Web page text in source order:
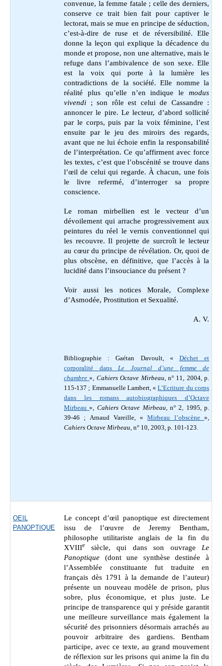
convenue, la femme fatale ; celle des derniers,
conserve ce trait bien fait pour captiver le
lectorat, mais se mue en principe de séduction,
c’est-à-dire de ruse et de réversibilité. Elle
donne la leçon qui explique la décadence du
monde et propose, non une alternative, mais le
refuge dans l’ambivalence de son sexe. Elle
est la voix qui porte à la lumière les
contradictions de la société. Elle nomme la
réalité plus qu’elle n’en indique le modus
vivendi ; son rôle est celui de Cassandre :
annoncer le pire. Le lecteur, d’abord sollicité
par le corps, puis par la voix féminine, l’est
ensuite par le jeu des miroirs des regards,
avant que ne lui échoie enfin la responsabilité
de l’interprétation. Ce qu’affirment avec force
les textes, c’est que l’obscénité se trouve dans
l’œil de celui qui regarde. À chacun, une fois
le livre refermé, d’interroger sa propre
conscience.
Le roman mirbellien est le vecteur d’un
dévoilement qui arrache progressivement aux
peintures du réel le vernis conventionnel qui
les recouvre. Il projette de surcroît le lecteur
au cœur du principe de révélation. Or, quoi de
plus obscène, en définitive, que l’accès à la
lucidité dans l’insouciance du présent ?
Voir aussi les notices Morale, Complexe
d’Asmodée, Prostitution et Sexualité.
A. V.
Bibliographie : Gaétan Davoult, « Déchet et
corporalité dans Le Journal d’une femme de
chambre », Cahiers Octave Mirbeau , n° 11, 2004, p.
115-137 ; Emmanuelle Lambert, «L’Ecriture du corps
dans les romans autobiographiques d’Octave
Mirbeau», Cahiers Octave Mirbeau , n° 2, 1995, p.
39-46 ; Arnaud Vareille, «Mirbeau l’obscène»,
Cahiers Octave Mirbeau , n° 10, 2003, p. 101-123.
OEIL
PANOPTIQUE
Le concept d’œil panoptique est directement
issu de l’œuvre de Jeremy Bentham,
philosophe utilitariste anglais de la fin du
XVIIIe siècle, qui dans son ouvrage Le
Panoptique (dont une synthèse destinée à
l’Assemblée constituante fut traduite en
français dès 1791 à la demande de l’auteur)
présente un nouveau modèle de prison, plus
sobre, plus économique, et plus juste. Le
principe de transparence qui y préside garantit
une meilleure surveillance mais également la
sécurité des prisonniers désormais arrachés au
pouvoir arbitraire des gardiens. Bentham
participe, avec ce texte, au grand mouvement
de réflexion sur les prisons qui anime la fin du